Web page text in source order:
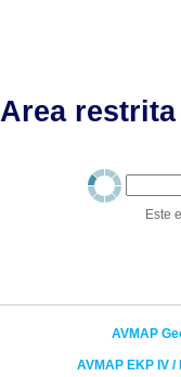
Area
Este
AVMAP
AVMAP EKP IV /